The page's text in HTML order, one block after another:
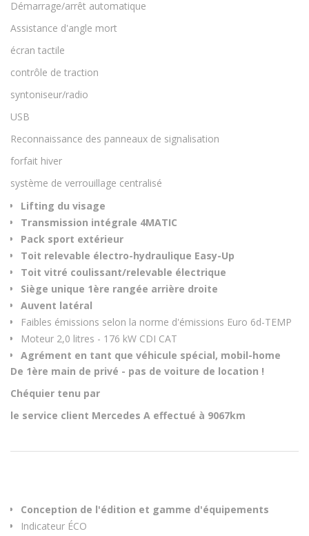
Démarrage/arrêt automatique
Assistance d'angle mort
écran tactile
contrôle de traction
syntoniseur/radio
USB
Reconnaissance des panneaux de signalisation
forfait hiver
système de verrouillage centralisé
Lifting du visage
Transmission intégrale 4MATIC
Pack sport extérieur
Toit relevable électro-hydraulique Easy-Up
Toit vitré coulissant/relevable électrique
Siège unique 1ère rangée arrière droite
Auvent latéral
Faibles émissions selon la norme d'émissions Euro 6d-TEMP
Moteur 2,0 litres - 176 kW CDI CAT
Agrément en tant que véhicule spécial, mobil-home
De 1ère main de privé - pas de voiture de location !
Chéquier tenu par
le service client Mercedes A effectué à 9067km
Conception de l'édition et gamme d'équipements
Indicateur ÉCO